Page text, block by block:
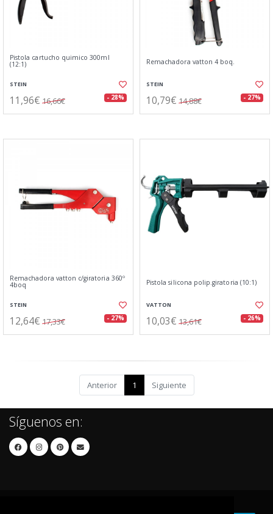
Pistola cartucho quimico 300ml
(12:1)
STEIN
11,96€ 16,66€ - 28%
Remachadora vatton 4 boq.
STEIN
10,79€ 14,88€ - 27%
Remachadora vatton c/giratoria 360º
4boq
STEIN
12,64€ 17,33€ - 27%
Pistola silicona polip.giratoria (10:1)
VATTON
10,03€ 13,61€ - 26%
Anterior 1 Siguiente
Síguenos en: